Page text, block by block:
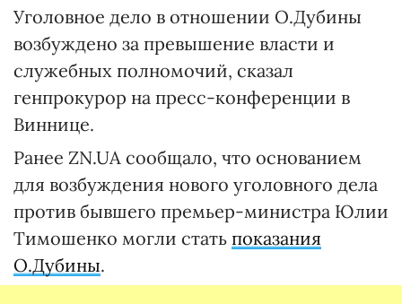
Уголовное дело в отношении О.Дубины
возбуждено за превышение власти и
служебных полномочий, сказал
генпрокурор на пресс-конференции в
Виннице.
Ранее ZN.UA сообщало, что основанием
для возбуждения нового уголовного дела
против бывшего премьер-министра Юлии
Тимошенко могли стать показания
О.Дубины.